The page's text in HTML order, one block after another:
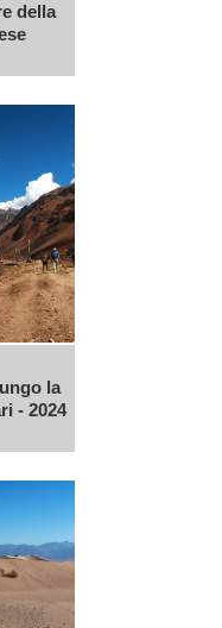
della
la
- 2024